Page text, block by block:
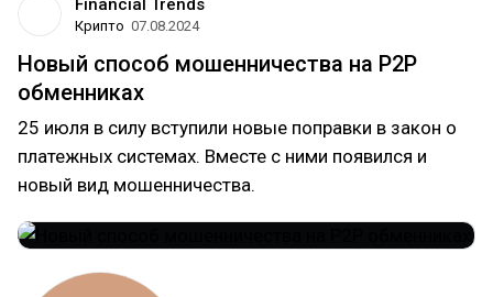
Financial Trends
Крипто 07.08.2024
Новый способ мошенничества на P2P
обменниках
25 июля в силу вступили новые поправки в закон о
платежных системах. Вместе с ними появился и
новый вид мошенничества.